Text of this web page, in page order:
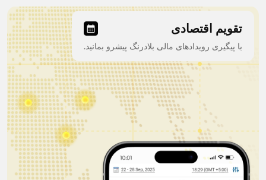
تقویم اقتصادی
با پیگیری رویدادهای مالی بلادرنگ پیشرو بمانید.